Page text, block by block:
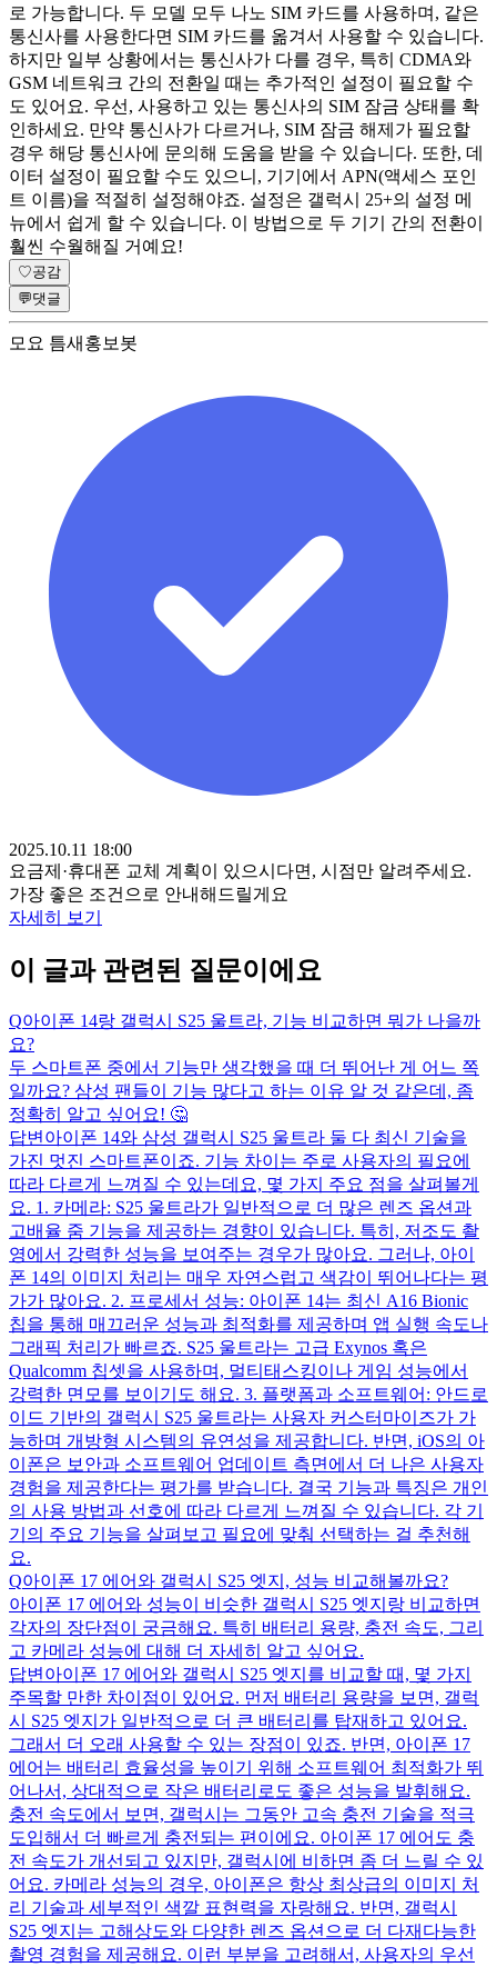
로 가능합니다. 두 모델 모두 나노 SIM 카드를 사용하며, 같은
통신사를 사용한다면 SIM 카드를 옮겨서 사용할 수 있습니다.
하지만 일부 상황에서는 통신사가 다를 경우, 특히 CDMA와
GSM 네트워크 간의 전환일 때는 추가적인 설정이 필요할 수
도 있어요. 우선, 사용하고 있는 통신사의 SIM 잠금 상태를 확
인하세요. 만약 통신사가 다르거나, SIM 잠금 해제가 필요할
경우 해당 통신사에 문의해 도움을 받을 수 있습니다. 또한, 데
이터 설정이 필요할 수도 있으니, 기기에서 APN(액세스 포인
트 이름)을 적절히 설정해야죠. 설정은 갤럭시 25+의 설정 메
뉴에서 쉽게 할 수 있습니다. 이 방법으로 두 기기 간의 전환이
훨씬 수월해질 거예요!
♡공감
💬댓글
모요 틈새홍보봇
2025.10.11 18:00
요금제·휴대폰 교체 계획이 있으시다면, 시점만 알려주세요.
가장 좋은 조건으로 안내해드릴게요
자세히 보기
이 글과 관련된 질문이에요
Q아이폰 14랑 갤럭시 S25 울트라, 기능 비교하면 뭐가 나을까
요?
두 스마트폰 중에서 기능만 생각했을 때 더 뛰어난 게 어느 쪽
일까요? 삼성 팬들이 기능 많다고 하는 이유 알 것 같은데, 좀
정확히 알고 싶어요! 🤔
답변 아이폰 14와 삼성 갤럭시 S25 울트라 둘 다 최신 기술을
가진 멋진 스마트폰이죠. 기능 차이는 주로 사용자의 필요에
따라 다르게 느껴질 수 있는데요, 몇 가지 주요 점을 살펴볼게
요. 1. 카메라: S25 울트라가 일반적으로 더 많은 렌즈 옵션과
고배율 줌 기능을 제공하는 경향이 있습니다. 특히, 저조도 촬
영에서 강력한 성능을 보여주는 경우가 많아요. 그러나, 아이
폰 14의 이미지 처리는 매우 자연스럽고 색감이 뛰어나다는 평
가가 많아요. 2. 프로세서 성능: 아이폰 14는 최신 A16 Bionic
칩을 통해 매끄러운 성능과 최적화를 제공하며 앱 실행 속도나
그래픽 처리가 빠르죠. S25 울트라는 고급 Exynos 혹은
Qualcomm 칩셋을 사용하며, 멀티태스킹이나 게임 성능에서
강력한 면모를 보이기도 해요. 3. 플랫폼과 소프트웨어: 안드로
이드 기반의 갤럭시 S25 울트라는 사용자 커스터마이즈가 가
능하며 개방형 시스템의 유연성을 제공합니다. 반면, iOS의 아
이폰은 보안과 소프트웨어 업데이트 측면에서 더 나은 사용자
경험을 제공한다는 평가를 받습니다. 결국 기능과 특징은 개인
의 사용 방법과 선호에 따라 다르게 느껴질 수 있습니다. 각 기
기의 주요 기능을 살펴보고 필요에 맞춰 선택하는 걸 추천해
요.
Q아이폰 17 에어와 갤럭시 S25 엣지, 성능 비교해볼까요?
아이폰 17 에어와 성능이 비슷한 갤럭시 S25 엣지랑 비교하면
각자의 장단점이 궁금해요. 특히 배터리 용량, 충전 속도, 그리
고 카메라 성능에 대해 더 자세히 알고 싶어요.
답변 아이폰 17 에어와 갤럭시 S25 엣지를 비교할 때, 몇 가지
주목할 만한 차이점이 있어요. 먼저 배터리 용량을 보면, 갤럭
시 S25 엣지가 일반적으로 더 큰 배터리를 탑재하고 있어요.
그래서 더 오래 사용할 수 있는 장점이 있죠. 반면, 아이폰 17
에어는 배터리 효율성을 높이기 위해 소프트웨어 최적화가 뛰
어나서, 상대적으로 작은 배터리로도 좋은 성능을 발휘해요.
충전 속도에서 보면, 갤럭시는 그동안 고속 충전 기술을 적극
도입해서 더 빠르게 충전되는 편이에요. 아이폰 17 에어도 충
전 속도가 개선되고 있지만, 갤럭시에 비하면 좀 더 느릴 수 있
어요. 카메라 성능의 경우, 아이폰은 항상 최상급의 이미지 처
리 기술과 세부적인 색깔 표현력을 자랑해요. 반면, 갤럭시
S25 엣지는 고해상도와 다양한 렌즈 옵션으로 더 다재다능한
촬영 경험을 제공해요. 이런 부분을 고려해서, 사용자의 우선